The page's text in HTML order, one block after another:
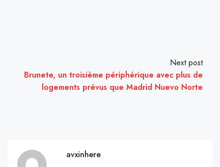
Next post
Brunete, un troisième périphérique avec plus de
logements prévus que Madrid Nuevo Norte
avxinhere